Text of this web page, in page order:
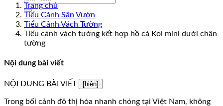
Trang chủ
Tiểu Cảnh Sân Vườn
Tiểu Cảnh Vách Tường
Tiểu cảnh vách tường kết hợp hồ cá Koi mini dưới chân
tường
Nội dung bài viết
NỘI DUNG BÀI VIẾT [hiện]
Trong bối cảnh đô thị hóa nhanh chóng tại Việt Nam, không